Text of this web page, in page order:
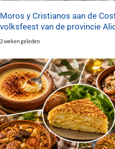
Moros y Cristianos aan de
volksfeest van de provincie
2 weken geleden